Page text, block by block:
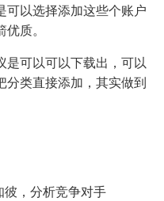
可以选择添加这些个账户
质。
是可以可以下载出，可以
分类直接添加，其实做到
，分析竞争对手